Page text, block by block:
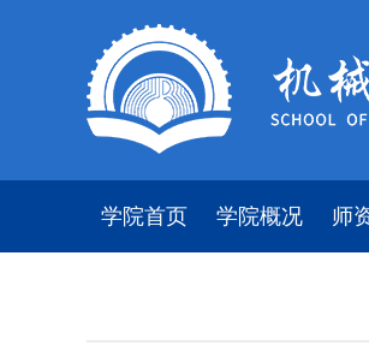
学院首页 学院概况 师